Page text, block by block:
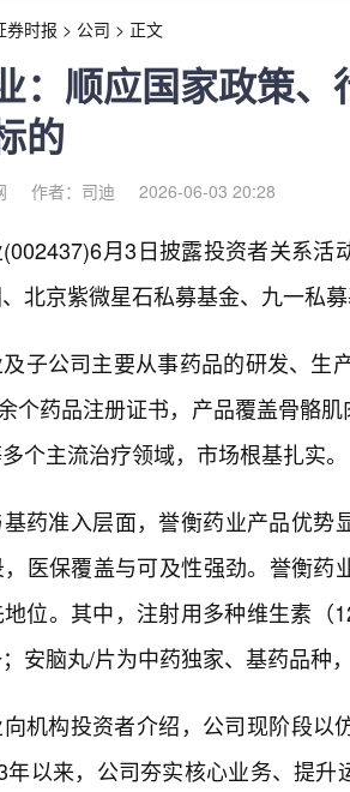
券时报 > 公司 > 正文
：顺应国家政策
的
作者：司迪 2026-06-03 20:28
月3日披露投资者关系
北京紫微星石私募基金、九一私
子公司主要从事药品的研发、生
个药品注册证书，产品覆盖骨骼
个主流治疗领域，市场根基扎实。
药准入层面，誉衡药业产品优
医保覆盖与可及性强劲。誉衡
位。其中，注射用多种维生素
安脑丸/片为中药独家、基药品种
机构投资者介绍，公司现阶段
年以来，公司夯实核心业务、提